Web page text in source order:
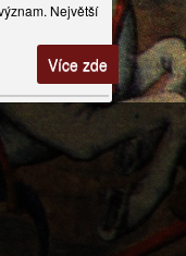
Největší
Více zde